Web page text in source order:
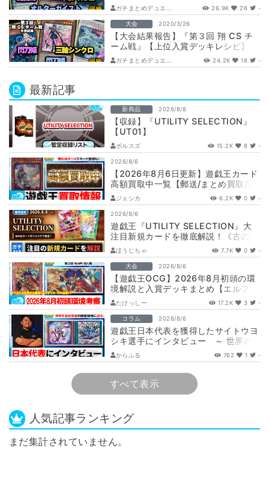
ガチまとめデュエ... 26.9K 26 -
大会 2020/3/26
【大会結果報告】『第３回 翔 CS チ
ーム戦』【上位入賞デッキレシピ】
ガチまとめデュエ... 24.2K 18 -
最新記事
新商品 2026/8/8
【収録】『UTILITY SELECTION』
【UT01】
ボルスズ 15.2K 8 -
2026/8/6
【2026年8月6日更新】遊戯王カード
高額買取中一覧【郵送/まとめ買取/買
取表/相場/レリーフ】
ジェシカ 6.2K 0 -
2026/8/6
遊戯王『UTILITY SELECTION』大
注目新規カードを徹底解説！《古の秘
儀/聖なる心のバリア －マイン…
ほうじちゃ 7.7K 0 -
大会 2026/8/6
【遊戯王OCG】2026年8月初頭の環
境解説と入賞デッキまとめ【エルフェ
ンノーツ/トゥーン/キラーチューン/
ウ…
たけっしー 17.2K 3 -
コラム 2026/8/6
遊戯王日本代表を獲得したサイトウヨ
シキ選手にインタビュー ～ 世界の
舞台へ挑む、サイトウ選手の軌跡と決
意 ～
からふる 762 1 -
すべて表示
人気記事ランキング
まだ集計されていません。